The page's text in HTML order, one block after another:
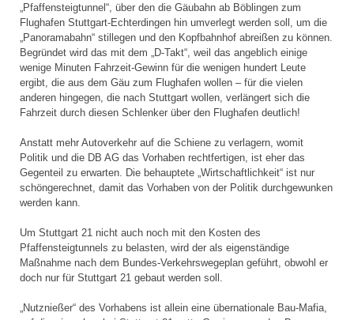
„Pfaffensteigtunnel“, über den die Gäubahn ab Böblingen zum
Flughafen Stuttgart-Echterdingen hin umverlegt werden soll, um die
„Panoramabahn“ stillegen und den Kopfbahnhof abreißen zu können.
Begründet wird das mit dem „D-Takt“, weil das angeblich einige
wenige Minuten Fahrzeit-Gewinn für die wenigen hundert Leute
ergibt, die aus dem Gäu zum Flughafen wollen – für die vielen
anderen hingegen, die nach Stuttgart wollen, verlängert sich die
Fahrzeit durch diesen Schlenker über den Flughafen deutlich!
Anstatt mehr Autoverkehr auf die Schiene zu verlagern, womit
Politik und die DB AG das Vorhaben rechtfertigen, ist eher das
Gegenteil zu erwarten. Die behauptete „Wirtschaftlichkeit“ ist nur
schöngerechnet, damit das Vorhaben von der Politik durchgewunken
werden kann.
Um Stuttgart 21 nicht auch noch mit den Kosten des
Pfaffensteigtunnels zu belasten, wird der als eigenständige
Maßnahme nach dem Bundes-Verkehrswegeplan geführt, obwohl er
doch nur für Stuttgart 21 gebaut werden soll.
„Nutznießer“ des Vorhabens ist allein eine übernationale Bau-Mafia,